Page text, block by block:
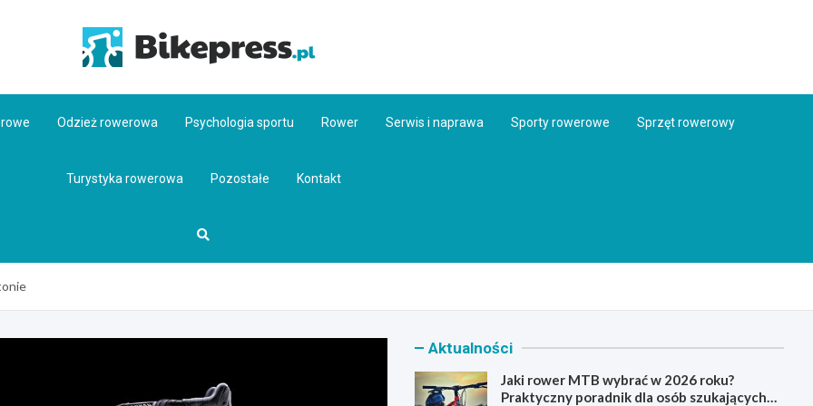
Odzież rowerowa Psychologia sportu Rower Serwis i naprawa Sporty rowerowe Sprzęt rowerowy
Turystyka rowerowa Pozostałe Kontakt
Aktualności
Jaki rower MTB wybrać w 2026 roku?
Praktyczny poradnik dla osób szukających